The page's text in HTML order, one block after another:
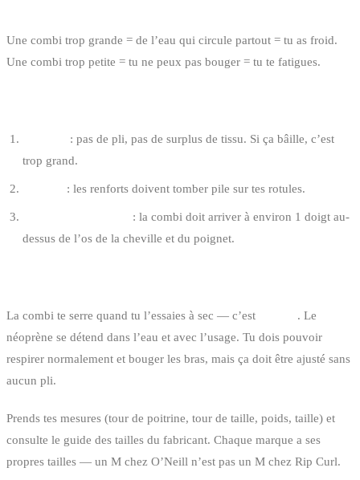
Une combi trop grande = de l’eau qui circule partout = tu as froid.
Une combi trop petite = tu ne peux pas bouger = tu te fatigues.
: pas de pli, pas de surplus de tissu. Si ça bâille, c’est
trop grand.
: les renforts doivent tomber pile sur tes rotules.
: la combi doit arriver à environ 1 doigt au-
dessus de l’os de la cheville et du poignet.
La combi te serre quand tu l’essaies à sec — c’est
. Le
néoprène se détend dans l’eau et avec l’usage. Tu dois pouvoir
respirer normalement et bouger les bras, mais ça doit être ajusté sans
aucun pli.
Prends tes mesures (tour de poitrine, tour de taille, poids, taille) et
consulte le guide des tailles du fabricant. Chaque marque a ses
propres tailles — un M chez O’Neill n’est pas un M chez Rip Curl.